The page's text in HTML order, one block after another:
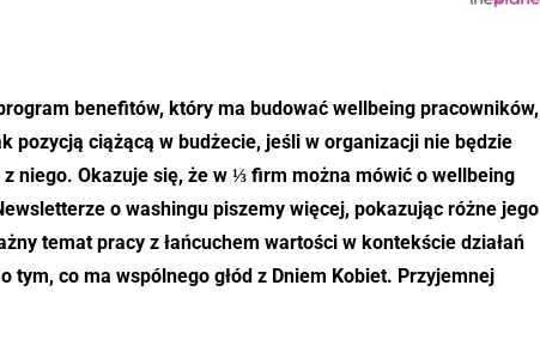
benefitów, który ma budować wellbeing pracowników,
pozycją ciążącą w budżecie, jeśli w organizacji nie będzie
niego. Okazuje się, że w ⅓ firm można mówić o wellbeing
o washingu piszemy więcej, pokazując różne jego
temat pracy z łańcuchem wartości w kontekście działań
tym, co ma wspólnego głód z Dniem Kobiet. Przyjemnej